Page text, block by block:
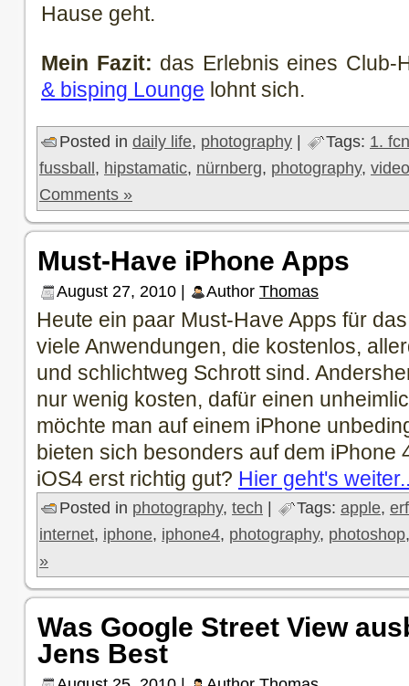
Hause geht.
Mein Fazit: das Erlebnis eines
& bisping Lounge lohnt sich.
Posted in daily life, photography Tags: 1. fcn
fussball , hipstamatic, nürnberg, photography, video
Comments »
Must-Have iPhone Apps
August 27, 2010 | Author Thomas
Heute ein paar Must-Have Apps für
viele Anwendungen, die kostenlos,
und schlichtweg Schrott sind.
nur wenig kosten, dafür einen
möchte man auf einem iPhone
bieten sich besonders auf dem iPhone
iOS4 erst richtig gut? Hier geht's
Posted in photography, tech Tags: apple,
internet, iphone, iphone4, photography, photoshop
»
Was Google Street View
Jens Best